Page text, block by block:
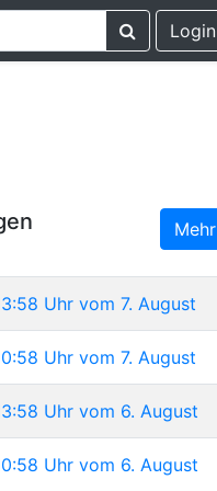
Login
Mehr
Uhr vom 7. August
Uhr vom 7. August
Uhr vom 6. August
Uhr vom 6. August